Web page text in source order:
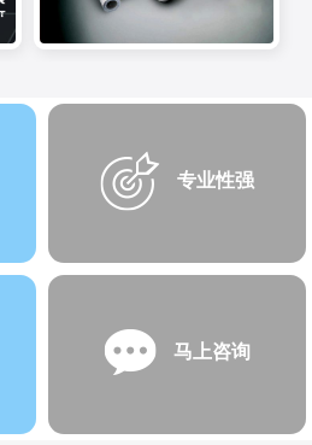
专业性强
马上咨询